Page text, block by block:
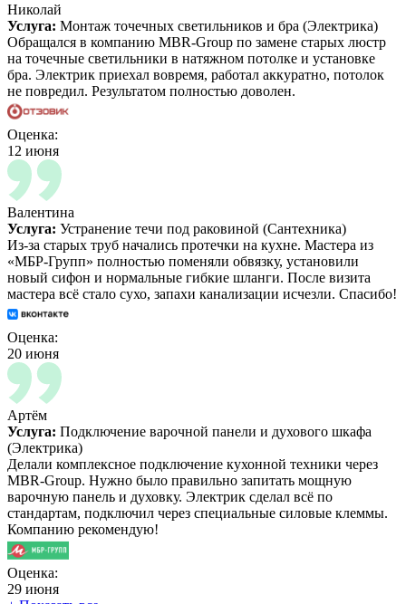
Николай
Услуга: Монтаж точечных светильников и бра (Электрика)
Обращался в компанию MBR-Group по замене старых люстр
на точечные светильники в натяжном потолке и установке
бра. Электрик приехал вовремя, работал аккуратно, потолок
не повредил. Результатом полностью доволен.
Оценка:
12 июня
Валентина
Услуга: Устранение течи под раковиной (Сантехника)
Из-за старых труб начались протечки на кухне. Мастера из
«МБР-Групп» полностью поменяли обвязку, установили
новый сифон и нормальные гибкие шланги. После визита
мастера всё стало сухо, запахи канализации исчезли. Спасибо!
Оценка:
20 июня
Артём
Услуга: Подключение варочной панели и духового шкафа
(Электрика)
Делали комплексное подключение кухонной техники через
MBR-Group. Нужно было правильно запитать мощную
варочную панель и духовку. Электрик сделал всё по
стандартам, подключил через специальные силовые клеммы.
Компанию рекомендую!
Оценка:
29 июня